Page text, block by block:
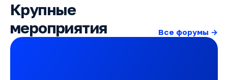
Крупные
мероприятия
Все форумы →